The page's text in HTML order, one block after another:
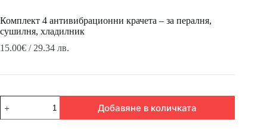
Комплект 4 антивибрационни крачета – за пералня,
сушилня, хладилник
15.00€ / 29.34 лв.
за
Комплект
Добавяне в количката